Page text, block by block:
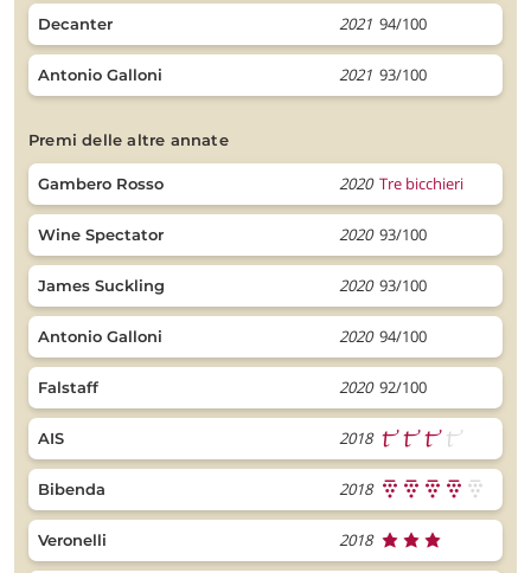
Decanter 2021 94/100
Antonio Galloni 2021 93/100
premi delle altre annate
Gambero Rosso 2020 Tre bicchieri
Wine Spectator 2020 93/100
James Suckling 2020 93/100
Antonio Galloni 2020 94/100
Falstaff 2020 92/100
AIS 2018
Bibenda 2018
Veronelli 2018